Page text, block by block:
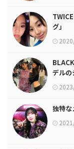
グ」
デルの
独特